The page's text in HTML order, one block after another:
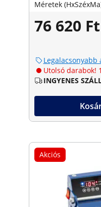
Méretek
76 620 Ft
Legalacsonyabb
Utolsó darabok!
INGYENES
Akciós